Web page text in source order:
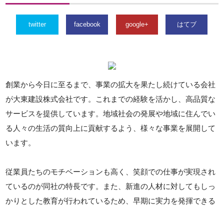
twitter facebook google+ はてブ
創業から今日に至るまで、事業の拡大を果たし続けている会社
が大東建設株式会社です。これまでの経験を活かし、高品質な
サービスを提供しています。地域社会の発展や地域に住んでい
る人々の生活の質向上に貢献するよう、様々な事業を展開して
います。
従業員たちのモチベーションも高く、笑顔での仕事が実現され
ているのが同社の特長です。また、新進の人材に対してもしっ
かりとした教育が行われているため、早期に実力を発揮できる